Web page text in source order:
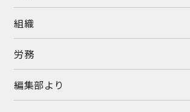
組織
労務
編集部より